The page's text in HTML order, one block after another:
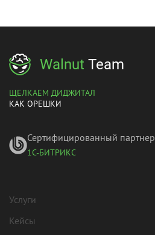
Walnut Team
ЩЕЛКАЕМ ДИДЖИТАЛ
КАК ОРЕШКИ
Сертифицированный партнер
1С-БИТРИКС
Услуги
Кейсы